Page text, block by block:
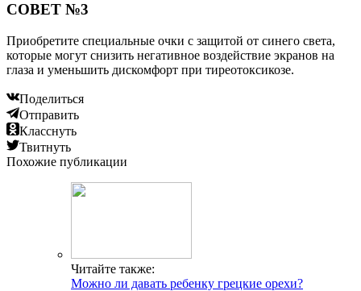
СОВЕТ №3
Приобретите специальные очки с защитой от синего света,
которые могут снизить негативное воздействие экранов на
глаза и уменьшить дискомфорт при тиреотоксикозе.
Поделиться
Отправить
Класснуть
Твитнуть
Похожие публикации
Читайте также:
Можно ли давать ребенку грецкие орехи?